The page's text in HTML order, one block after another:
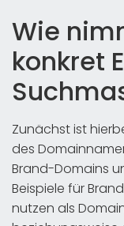
Wie
konkret
Zunächst ist
des
Brand-Domains
Beispiele für
nutzen als